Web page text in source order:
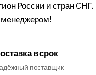
России и стран СНГ.
менеджером!
в срок
поставщик